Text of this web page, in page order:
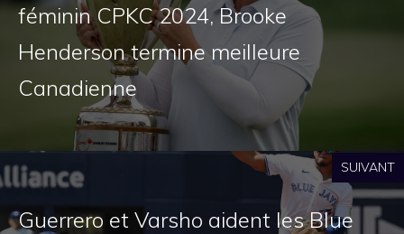
féminin CPKC 2024, Brooke
Henderson termine meilleure
Canadienne
SUIVANT
Guerrero et Varsho aident les Blue